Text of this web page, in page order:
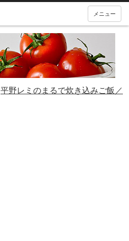
メニュー
平野レミのまるで炊き込みご飯／